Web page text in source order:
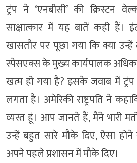
ट्रंप ने ‘एनबीसी’ की क्रिस्टन
साक्षात्कार में यह बातें कही हैं।
खासतौर पर पूछा गया कि क्या
स्पेसएक्स के मुख्य कार्यपालक
खत्म हो गया है? इसके जवाब में
लगता है। अमेरिकी राष्ट्रपति ने
व्यस्त हूं। आप जानते हैं, मैंने भारी
उन्हें बहुत सारे मौके दिए, ऐसा
अपने पहले प्रशासन में मौके दिए।